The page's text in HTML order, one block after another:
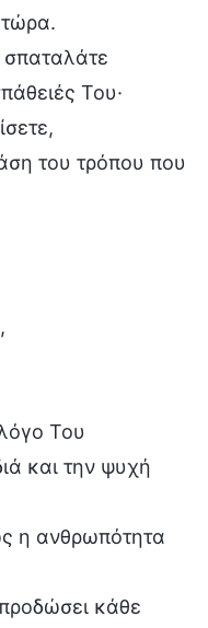
τώρα.
σπαταλάτε
Του·
του τρόπου που
Του
και την ψυχή
η ανθρωπότητα
κάθε